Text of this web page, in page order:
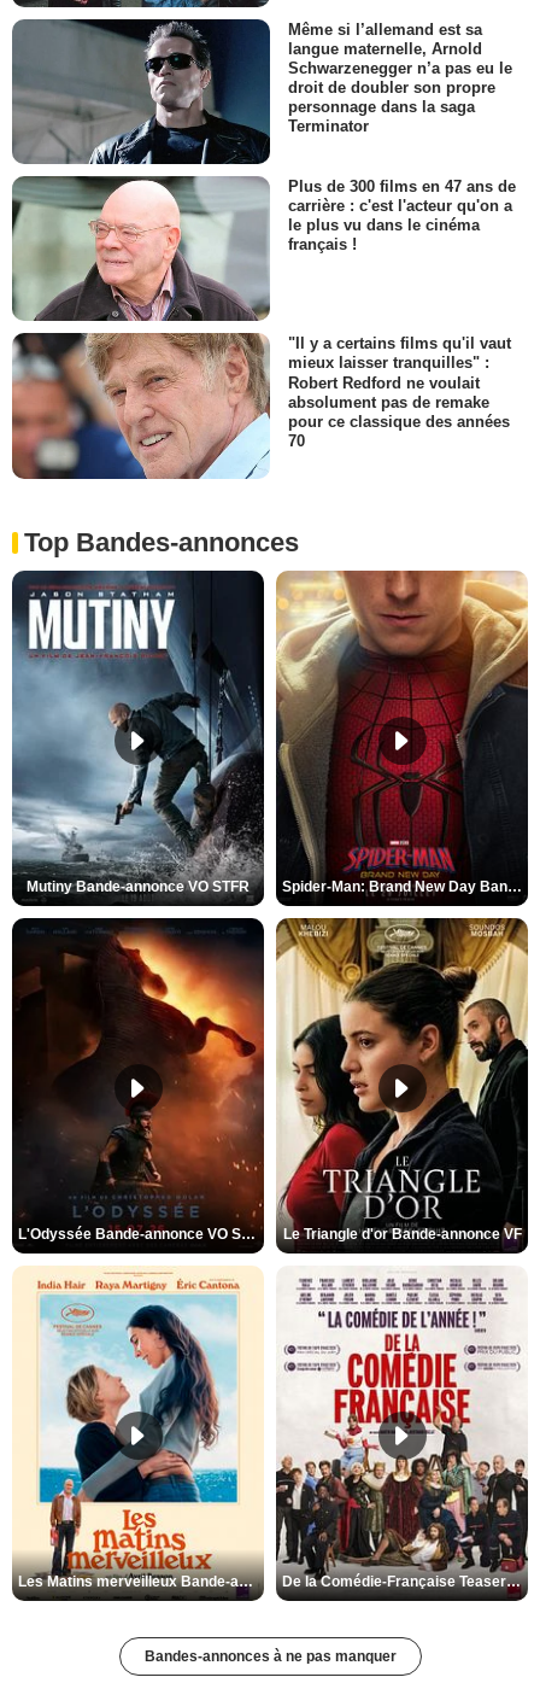
Même si l’allemand est sa
langue maternelle, Arnold
Schwarzenegger n’a pas eu le
droit de doubler son propre
personnage dans la saga
Terminator
Plus de 300 films en 47 ans de
carrière : c'est l'acteur qu'on a
le plus vu dans le cinéma
français !
"Il y a certains films qu'il vaut
mieux laisser tranquilles" :
Robert Redford ne voulait
absolument pas de remake
pour ce classique des années
70
Top Bandes-annonces
Mutiny Bande-annonce VO STFR Spider-Man: Brand New Day Bande-annonce VO STFR
L'Odyssée Bande-annonce VO STFR Le Triangle d'or Bande-annonce VF
Les Matins merveilleux Bande-annonce VF De la Comédie-Française Teaser VF
Bandes-annonces à ne pas manquer